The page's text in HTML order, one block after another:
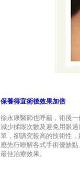
保養得宜術後效果加倍
徐永康醫師也呼籲，術後
減少揉眼次數及避免用眼
單，卻講究較高的技術性
應先行瞭解各式手術優缺
最佳治療效果。